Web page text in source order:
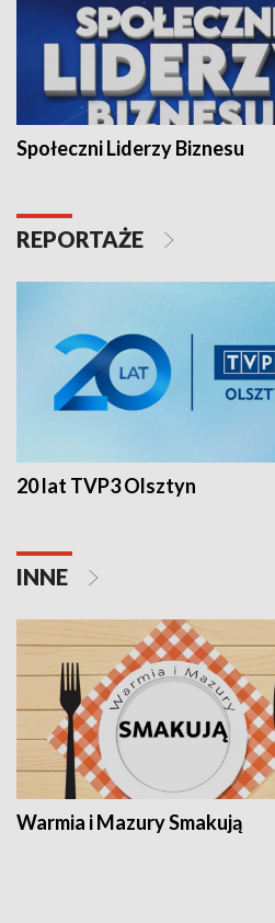
Społeczni Liderzy Biznesu
REPORTAŻE
20 lat TVP3 Olsztyn
INNE
Warmia i Mazury Smakują